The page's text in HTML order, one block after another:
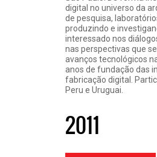
digital no universo da
de pesquisa,
produzindo e
interessado nos
nas perspectivas que
avanços tecnológicos
anos de fundação das
fabricação digital.
Peru e Uruguai.
2011